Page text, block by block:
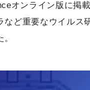
オンライン版に掲
など重要なウイルス